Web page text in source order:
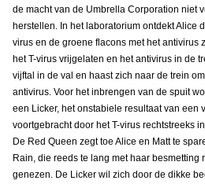
de macht van de Umbrella Corporation niet
herstellen. In het laboratorium ontdekt Alice
virus en de groene flacons met het antivirus
het T-virus vrijgelaten en het antivirus in de
vijftal in de val en haast zich naar de trein
antivirus. Voor het inbrengen van de spuit
een Licker, het onstabiele resultaat van een
voortgebracht door het T-virus rechtstreeks
De Red Queen zegt toe Alice en Matt te
Rain, die reeds te lang met haar besmetting
genezen. De Licker wil zich door de dikke